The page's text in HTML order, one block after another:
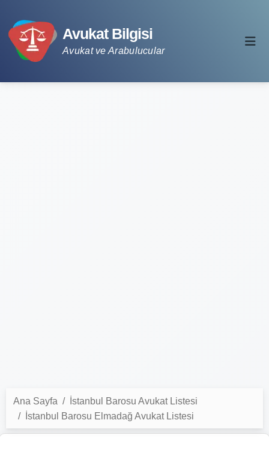
Avukat Bilgisi
Avukat ve Arabulucular
Ana Sayfa
İstanbul Barosu Avukat Listesi
İstanbul Barosu Elmadağ Avukat Listesi